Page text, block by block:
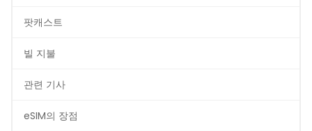
팟캐스트
빌 지불
관련 기사
eSIM의 장점